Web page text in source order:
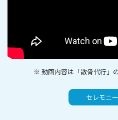
※ 動画内容は「散骨代行」
セレモニ